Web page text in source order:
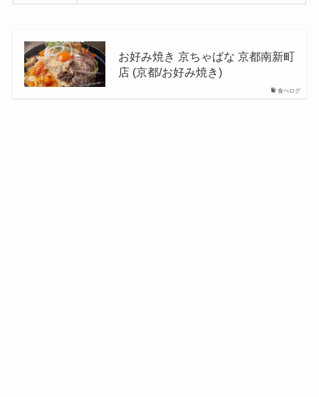
食べログ
お好み焼き 京ちゃばな 京都南新町
店 (京都/お好み焼き)